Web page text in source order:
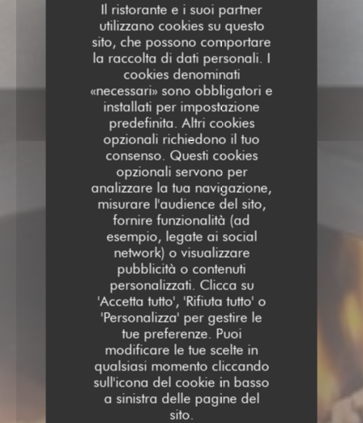
Il ristorante e i suoi partner
utilizzano cookies su questo
sito, che possono comportare
la raccolta di dati personali. I
cookies denominati
«necessari» sono obbligatori e
installati per impostazione
predefinita. Altri cookies
opzionali richiedono il tuo
consenso. Questi cookies
opzionali servono per
analizzare la tua navigazione,
misurare l'audience del sito,
fornire funzionalità (ad
esempio, legate ai social
network) o visualizzare
pubblicità o contenuti
personalizzati. Clicca su
'Accetta tutto', 'Rifiuta tutto' o
'Personalizza' per gestire le
tue preferenze. Puoi
modificare le tue scelte in
qualsiasi momento cliccando
sull'icona del cookie in basso
a sinistra delle pagine del
sito.